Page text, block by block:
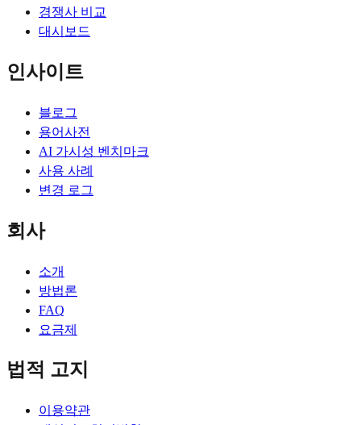
경쟁사 비교
대시보드
인사이트
블로그
용어사전
AI 가시성 벤치마크
사용 사례
변경 로그
회사
소개
방법론
FAQ
요금제
법적 고지
이용약관